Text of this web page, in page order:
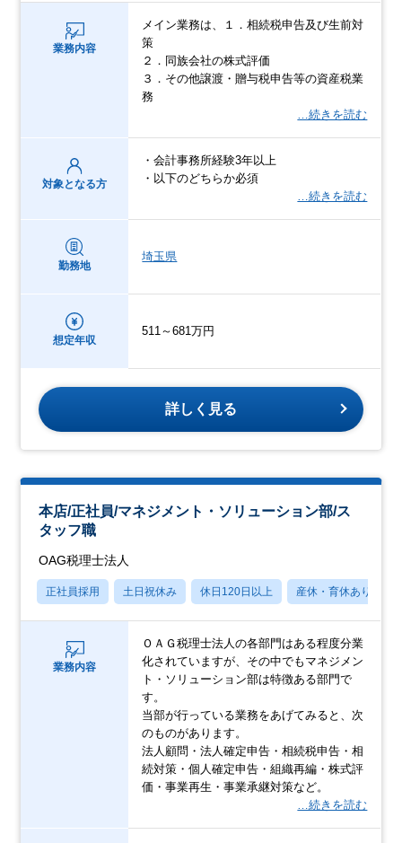
業務内容
メイン業務は、１．相続税申告及び生前対
策
２．同族会社の株式評価
３．その他譲渡・贈与税申告等の資産税業
務
…続きを読む
対象となる方
・会計事務所経験3年以上
・以下のどちらか必須
…続きを読む
勤務地
埼玉県
想定年収
511～681万円
詳しく見る
本店/正社員/マネジメント・ソリューション部/ス
タッフ職
OAG税理士法人
正社員採用 土日祝休み 休日120日以上 産休・育休あり
業務内容
ＯＡＧ税理士法人の各部門はある程度分業
化されていますが、その中でもマネジメン
ト・ソリューション部は特徴ある部門で
す。
当部が行っている業務をあげてみると、次
のものがあります。
法人顧問・法人確定申告・相続税申告・相
続対策・個人確定申告・組織再編・株式評
価・事業再生・事業承継対策など。
…続きを読む